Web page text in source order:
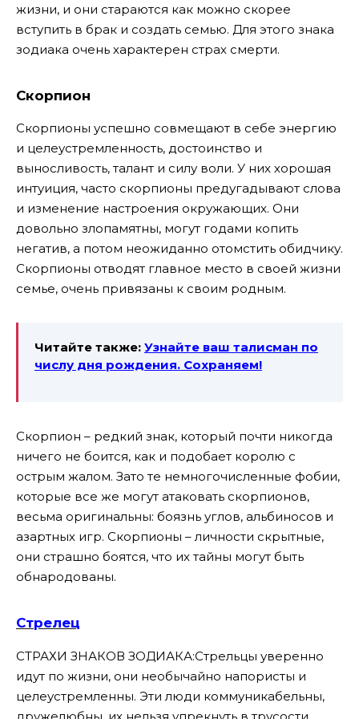
жизни, и они стараются как можно скорее
вступить в брак и создать семью. Для этого знака
зодиака очень характерен страх смерти.
Скорпион
Скорпионы успешно совмещают в себе энергию
и целеустремленность, достоинство и
выносливость, талант и силу воли. У них хорошая
интуиция, часто скорпионы предугадывают слова
и изменение настроения окружающих. Они
довольно злопамятны, могут годами копить
негатив, а потом неожиданно отомстить обидчику.
Скорпионы отводят главное место в своей жизни
семье, очень привязаны к своим родным.
Читайте также: Узнайте ваш талисман по
числу дня рождения. Сохраняем!
Скорпион – редкий знак, который почти никогда
ничего не боится, как и подобает королю с
острым жалом. Зато те немногочисленные фобии,
которые все же могут атаковать скорпионов,
весьма оригинальны: боязнь углов, альбиносов и
азартных игр. Скорпионы – личности скрытные,
они страшно боятся, что их тайны могут быть
обнародованы.
Стрелец
СТРАХИ ЗНАКОВ ЗОДИАКА:Стрельцы уверенно
идут по жизни, они необычайно напористы и
целеустремленны. Эти люди коммуникабельны,